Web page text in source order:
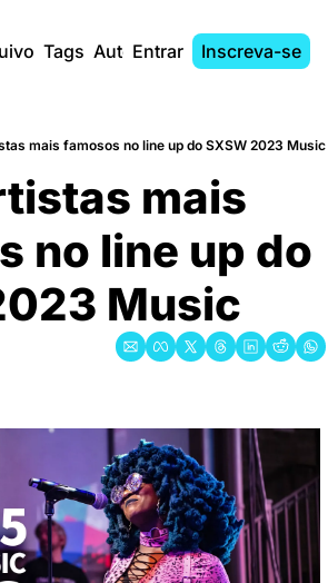
Tags AutoresEntrar Inscreva-se
mais famosos no line up do SXSW 2023 Music
mais
no line up do
Music